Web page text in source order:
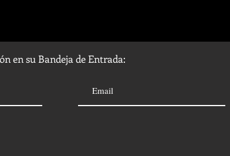
en su Bandeja de Entrada: